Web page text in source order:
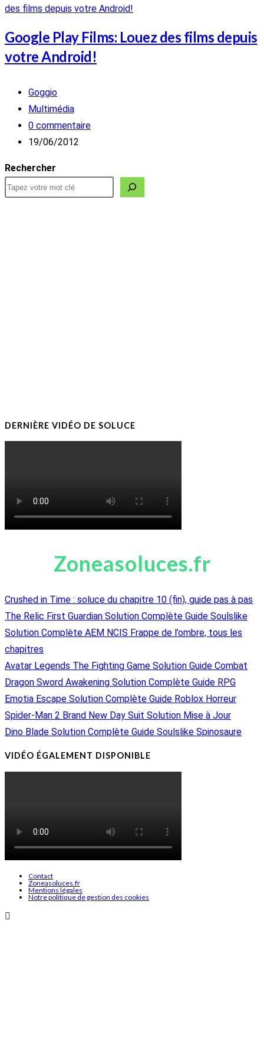
Google Play Films: Louez des films depuis
votre Android!
Auteur/autrice
de
la
publication :
Goggio
Post
category:
Multimédia
Commentaires
de
publication :
0 commentaire
Publication
19/06/2012
Rechercher
DERNIÈRE VIDÉO DE SOLUCE
Zoneasoluces.fr
Crushed in Time : soluce du chapitre 10 (fin), guide pas à pas
The Relic First Guardian Solution Complète Guide Soulslike
Solution Complète AEM NCIS Frappe de l’ombre, tous les
chapitres
Avatar Legends The Fighting Game Solution Guide Combat
Dragon Sword Awakening Solution Complète Guide RPG
Emotia Escape Solution Complète Guide Roblox Horreur
Spider-Man 2 Brand New Day Suit Solution Mise à Jour
Dino Blade Solution Complète Guide Soulslike Spinosaure
VIDÉO ÉGALEMENT DISPONIBLE
Contact
Zoneasoluces.fr
Mentions légales
Notre politique de gestion des cookies